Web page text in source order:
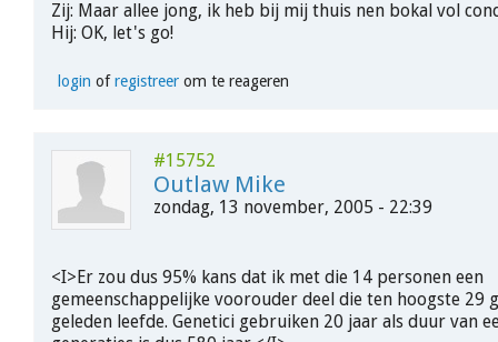
Zij: Maar allee jong, ik heb bij mij thuis nen bokal vol
Hij: OK, let's go!
login ofregistreerom te reageren
#15752
Outlaw Mike
zondag, 13 november, 2005 - 22:39
<I>Er zou dus 95% kans dat ik met die 14 personen een
gemeenschappelijke voorouder deel die ten hoogste 29
geleden leefde. Genetici gebruiken 20 jaar als duur van